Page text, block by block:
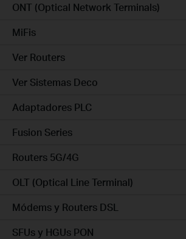
ONT (Optical Network Terminals)
MiFis
Ver Routers
Ver Sistemas Deco
Adaptadores PLC
Fusion Series
Routers 5G/4G
OLT (Optical Line Terminal)
Módems y Routers DSL
SFUs y HGUs PON